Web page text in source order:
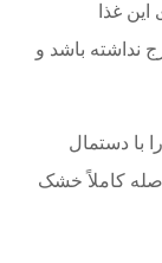
غذا
نداشته باشد و
با دستمال
کاملاً خشک